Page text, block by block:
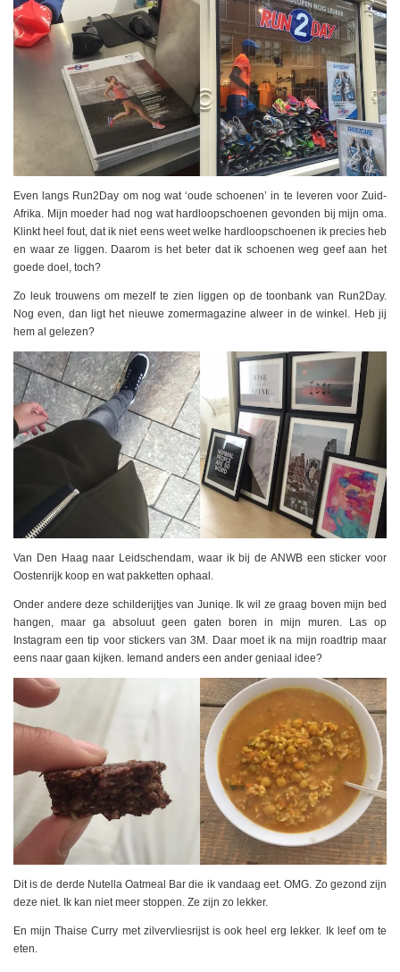
Even langs Run2Day om nog wat ‘oude schoenen’ in te leveren voor Zuid-
Afrika. Mijn moeder had nog wat hardloopschoenen gevonden bij mijn oma.
Klinkt heel fout, dat ik niet eens weet welke hardloopschoenen ik precies heb
en waar ze liggen. Daarom is het beter dat ik schoenen weg geef aan het
goede doel, toch?
Zo leuk trouwens om mezelf te zien liggen op de toonbank van Run2Day.
Nog even, dan ligt het nieuwe zomermagazine alweer in de winkel. Heb jij
hem al gelezen?
Van Den Haag naar Leidschendam, waar ik bij de ANWB een sticker voor
Oostenrijk koop en wat pakketten ophaal.
Onder andere deze schilderijtjes van Juniqe. Ik wil ze graag boven mijn bed
hangen, maar ga absoluut geen gaten boren in mijn muren. Las op
Instagram een tip voor stickers van 3M. Daar moet ik na mijn roadtrip maar
eens naar gaan kijken. Iemand anders een ander geniaal idee?
Dit is de derde Nutella Oatmeal Bar die ik vandaag eet. OMG. Zo gezond zijn
deze niet. Ik kan niet meer stoppen. Ze zijn zo lekker.
En mijn Thaise Curry met zilvervliesrijst is ook heel erg lekker. Ik leef om te
eten.